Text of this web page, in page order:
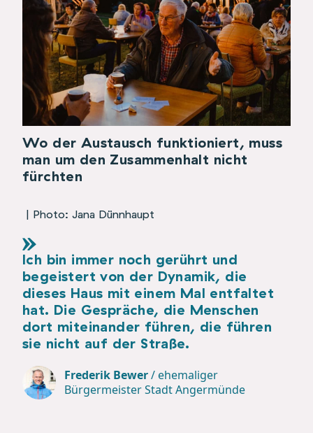
Wo der Austausch funktioniert, muss
man um den Zusammenhalt nicht
fürchten
| Photo: Jana Dünnhaupt
Ich bin immer noch gerührt und
begeistert von der Dynamik, die
dieses Haus mit einem Mal entfaltet
hat. Die Gespräche, die Menschen
dort miteinander führen, die führen
sie nicht auf der Straße.
Frederik Bewer/ehemaliger
Bürgermeister Stadt Angermünde